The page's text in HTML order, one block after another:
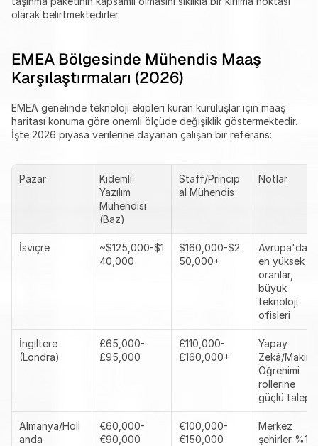
olarak belirtmektedirler.
EMEA Bölgesinde Mühendis Maaş
Karşılaştırmaları (2026)
EMEA genelinde teknoloji ekipleri kuran kuruluşlar için maaş
haritası konuma göre önemli ölçüde değişiklik göstermektedir.
İşte 2026 piyasa verilerine dayanan çalışan bir referans:
Pazar
Kıdemli
Yazılım
Mühendisi
(Baz)
Staff/Princip
al Mühendis
Notlar
İsviçre
~$125,000-$1
40,000
$160,000-$2
50,000+
Avrupa'daki
en yüksek
oranlar,
büyük
teknoloji
ofisleri
İngiltere
(Londra)
£65,000-
£95,000
£110,000-
£160,000+
Yapay
Zekâ/Makine
Öğrenimi
rollerine
güçlü talep
Almanya/Holl
anda
€60,000-
€90,000
€100,000-
€150,000
Merkez
şehirler %10-